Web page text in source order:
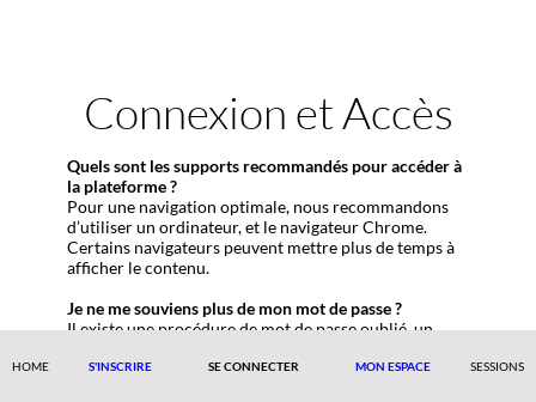
Connexion et Accès
Quels sont les supports recommandés pour accéder à
la plateforme ?
Pour une navigation optimale, nous recommandons
d’utiliser un ordinateur, et le navigateur Chrome.
Certains navigateurs peuvent mettre plus de temps à
afficher le contenu.
Je ne me souviens plus de mon mot de passe ?
Il existe une procédure de mot de passe oublié, un
servi pour votre inscription, il vous permettra de
HOME S'INSCRIRE SE CONNECTER MON ESPACE SESSIONS